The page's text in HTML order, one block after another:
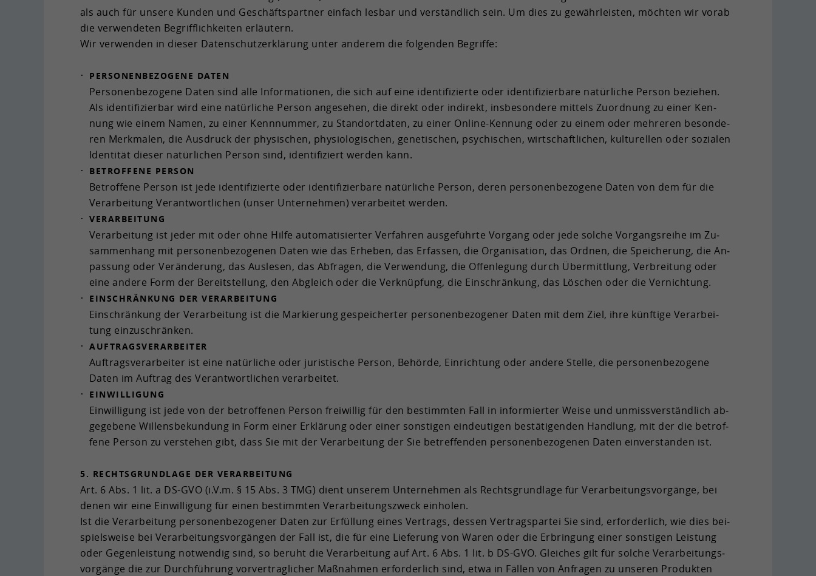
als auch für un­se­re Kun­den und Ge­schäfts­part­ner ein­fach les­bar und ver­ständ­lich sein. Um dies zu ge­währ­leis­ten, möch­ten wir vorab
die ver­wen­de­ten Be­griff­lich­kei­ten er­läu­tern.
Wir ver­wen­den in die­ser Da­ten­schutz­er­klä­rung unter an­de­rem die fol­gen­den Be­grif­fe:
PER­SO­NEN­BE­ZO­GE­NE DATEN
Per­so­nen­be­zo­ge­ne Daten sind alle In­for­ma­tio­nen, die sich auf eine iden­ti­fi­zier­te oder iden­ti­fi­zier­ba­re na­tür­li­che Per­son be­zie­hen.
Als iden­ti­fi­zier­bar wird eine na­tür­li­che Per­son an­ge­se­hen, die di­rekt oder in­di­rekt, ins­be­son­de­re mit­tels Zu­ord­nung zu einer Ken­
nung wie einem Namen, zu einer Kenn­num­mer, zu Stand­ort­da­ten, zu einer Online-​Kennung oder zu einem oder meh­re­ren be­son­de­
ren Merk­ma­len, die Aus­druck der phy­si­schen, phy­sio­lo­gi­schen, ge­ne­ti­schen, psy­chi­schen, wirt­schaft­li­chen, kul­tu­rel­len oder so­zia­len
Iden­ti­tät die­ser na­tür­li­chen Per­son sind, iden­ti­fi­ziert wer­den kann.
BE­TROF­FE­NE PER­SON
Be­trof­fe­ne Per­son ist jede iden­ti­fi­zier­te oder iden­ti­fi­zier­ba­re na­tür­li­che Per­son, deren per­so­nen­be­zo­ge­ne Daten von dem für die
Ver­ar­bei­tung Ver­ant­wort­li­chen (unser Un­ter­neh­men) ver­ar­bei­tet wer­den.
VER­AR­BEI­TUNG
Ver­ar­bei­tung ist jeder mit oder ohne Hilfe au­to­ma­ti­sier­ter Ver­fah­ren aus­ge­führ­te Vor­gang oder jede sol­che Vor­gangs­rei­he im Zu­
sam­men­hang mit per­so­nen­be­zo­ge­nen Daten wie das Er­he­ben, das Er­fas­sen, die Or­ga­ni­sa­ti­on, das Ord­nen, die Spei­che­rung, die An­
pas­sung oder Ver­än­de­rung, das Aus­le­sen, das Ab­fra­gen, die Ver­wen­dung, die Of­fen­le­gung durch Über­mitt­lung, Ver­brei­tung oder
eine an­de­re Form der Be­reit­stel­lung, den Ab­gleich oder die Ver­knüp­fung, die Ein­schrän­kung, das Lö­schen oder die Ver­nich­tung.
EIN­SCHRÄN­KUNG DER VER­AR­BEI­TUNG
Ein­schrän­kung der Ver­ar­bei­tung ist die Mar­kie­rung ge­spei­cher­ter per­so­nen­be­zo­ge­ner Daten mit dem Ziel, ihre künf­ti­ge Ver­ar­bei­
tung ein­zu­schrän­ken.
AUF­TRAGS­VER­AR­BEI­TER
Auf­trags­ver­ar­bei­ter ist eine na­tür­li­che oder ju­ris­ti­sche Per­son, Be­hör­de, Ein­rich­tung oder an­de­re Stel­le, die per­so­nen­be­zo­ge­ne
Daten im Auf­trag des Ver­ant­wort­li­chen ver­ar­bei­tet.
EIN­WIL­LI­GUNG
Ein­wil­li­gung ist jede von der be­trof­fe­nen Per­son frei­wil­lig für den be­stimm­ten Fall in in­for­mier­ter Weise und un­miss­ver­ständ­lich ab­
ge­ge­be­ne Wil­lens­be­kun­dung in Form einer Er­klä­rung oder einer sons­ti­gen ein­deu­ti­gen be­stä­ti­gen­den Hand­lung, mit der die be­trof­
fe­ne Per­son zu ver­ste­hen gibt, dass Sie mit der Ver­ar­bei­tung der Sie be­tref­fen­den per­so­nen­be­zo­ge­nen Daten ein­ver­stan­den ist.
5. RECHTS­GRUND­LA­GE DER VER­AR­BEI­TUNG
Art. 6 Abs. 1 lit. a DS-​GVO (i.V.m. § 15 Abs. 3 TMG) dient un­se­rem Un­ter­neh­men als Rechts­grund­la­ge für Ver­ar­bei­tungs­vor­gän­ge, bei
denen wir eine Ein­wil­li­gung für einen be­stimm­ten Ver­ar­bei­tungs­zweck ein­ho­len.
Ist die Ver­ar­bei­tung per­so­nen­be­zo­ge­ner Daten zur Er­fül­lung eines Ver­trags, des­sen Ver­trags­par­tei Sie sind, er­for­der­lich, wie dies bei­
spiels­wei­se bei Ver­ar­bei­tungs­vor­gän­gen der Fall ist, die für eine Lie­fe­rung von Waren oder die Er­brin­gung einer sons­ti­gen Leis­tung
oder Ge­gen­leis­tung not­wen­dig sind, so be­ruht die Ver­ar­bei­tung auf Art. 6 Abs. 1 lit. b DS-​GVO. Glei­ches gilt für sol­che Ver­ar­bei­tungs­
vor­gän­ge die zur Durch­füh­rung vor­ver­trag­li­cher Maß­nah­men er­for­der­lich sind, etwa in Fäl­len von An­fra­gen zu un­se­ren Pro­duk­ten